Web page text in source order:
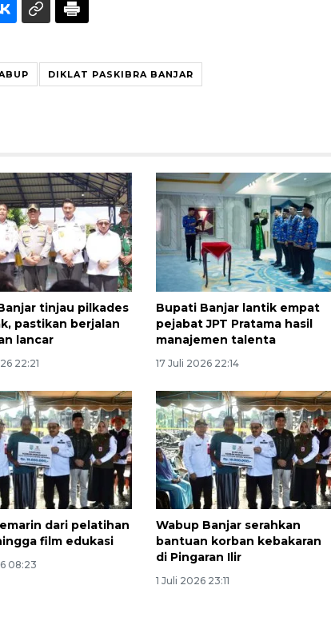
DIKLAT PASKIBRA BANJAR
tinjau pilkades
pastikan berjalan
lancar
22:21
Bupati Banjar lantik empat
pejabat JPT Pratama hasil
manajemen talenta
17 Juli 2026 22:14
dari pelatihan
film edukasi
08:23
Wabup Banjar serahkan
bantuan korban kebakaran
di Pingaran Ilir
1 Juli 2026 23:11
160 ribu sambungan baru
jaringan gas 2026
2026-08-07 18:00:00